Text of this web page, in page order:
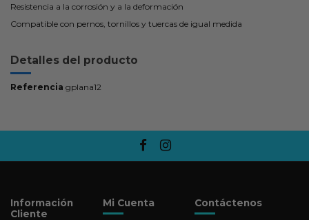
Resistencia a la corrosión y a la deformación
Compatible con pernos, tornillos y tuercas de igual medida
Detalles del producto
Referencia gplana12
Información
Cliente
Mi Cuenta Contáctenos